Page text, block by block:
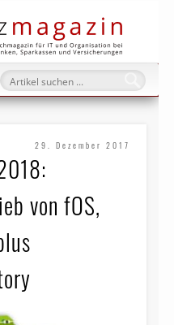
29. Dezember 2017
von fOS,